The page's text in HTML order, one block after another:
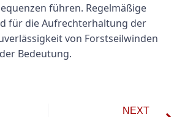
führen. Regelmäßige
für die Aufrechterhaltung der
von Forstseilwinden
Bedeutung.
NEXT